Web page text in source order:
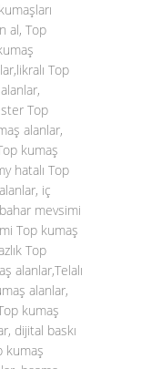
al, Top
Top
Top
alanlar,
kumaş
hatalı Top
iç
mevsimi
Top kumaş
Top
alanlar,Telalı
alanlar,
kumaş
dijital baskı
kumaş